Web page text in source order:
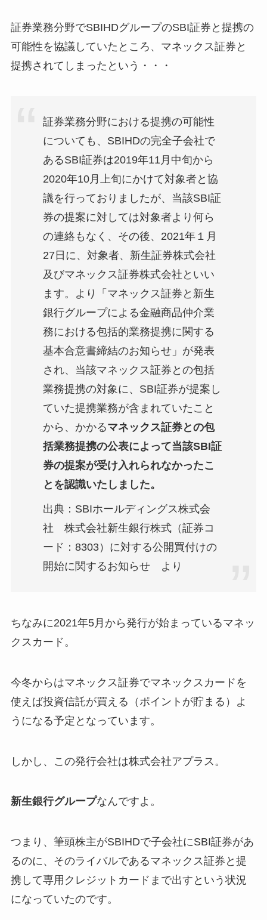
証券業務分野でSBIHDグループのSBI証券と提携の
可能性を協議していたところ、マネックス証券と
提携されてしまったという・・・
証券業務分野における提携の可能性
についても、SBIHDの完全子会社で
あるSBI証券は2019年11月中旬から
2020年10月上旬にかけて対象者と協
議を行っておりましたが、当該SBI証
券の提案に対しては対象者より何ら
の連絡もなく、その後、2021年１月
27日に、対象者、新生証券株式会社
及びマネックス証券株式会社といい
ます。より「マネックス証券と新生
銀行グループによる金融商品仲介業
務における包括的業務提携に関する
基本合意書締結のお知らせ」が発表
され、当該マネックス証券との包括
業務提携の対象に、SBI証券が提案し
ていた提携業務が含まれていたこと
から、かかるマネックス証券との包
括業務提携の公表によって当該SBI証
券の提案が受け入れられなかったこ
とを認識いたしました。
出典：SBIホールディングス株式会
社 株式会社新生銀行株式（証券コ
ード：8303）に対する公開買付けの
開始に関するお知らせ より
ちなみに2021年5月から発行が始まっているマネッ
クスカード。
今冬からはマネックス証券でマネックスカードを
使えば投資信託が買える（ポイントが貯まる）よ
うになる予定となっています。
しかし、この発行会社は株式会社アプラス。
新生銀行グループなんですよ。
つまり、筆頭株主がSBIHDで子会社にSBI証券があ
るのに、そのライバルであるマネックス証券と提
携して専用クレジットカードまで出すという状況
になっていたのです。